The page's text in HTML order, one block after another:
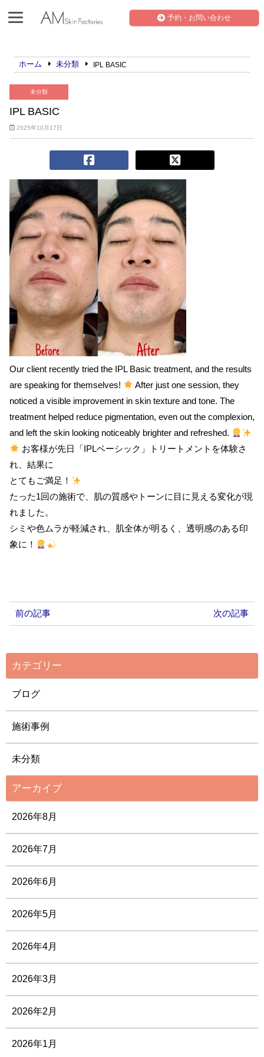
予約・お問い合わせ
ホーム 未分類 IPL BASIC
未分類
IPL BASIC
2025年10月17日
Our client recently tried the IPL Basic treatment, and the results
are speaking for themselves!
After just one session, they
noticed a visible improvement in skin texture and tone. The
treatment helped reduce pigmentation, even out the complexion,
and left the skin looking noticeably brighter and refreshed.
お客様が先日「IPLベーシック」トリートメントを体験さ
れ、結果に
とてもご満足！
たった1回の施術で、肌の質感やトーンに目に見える変化が現
れました。
シミや色ムラが軽減され、肌全体が明るく、透明感のある印
象に！
前の記事 次の記事
カテゴリー
ブログ
施術事例
未分類
アーカイブ
2026年8月
2026年7月
2026年6月
2026年5月
2026年4月
2026年3月
2026年2月
2026年1月